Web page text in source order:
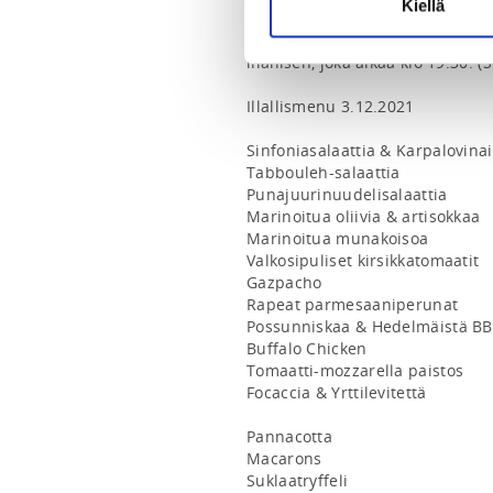
Kiellä
maailmanmestari ja
Florian Kohler näyttää
illallisen, joka alkaa klo 19:30.
Illallismenu 3.12.2021
Sinfoniasalaattia &
Tabbouleh-salaattia
Punajuurinuudelisalaattia
Marinoitua oliivia & artisokkaa
Marinoitua munakoisoa
Valkosipuliset kirsikkatomaatit
Gazpacho
Rapeat parmesaaniperunat
Possunniskaa & Hedelmäistä
Buffalo Chicken
Tomaatti-mozzarella paistos
Focaccia & Yrttilevitettä
Pannacotta
Macarons
Suklaatryffeli